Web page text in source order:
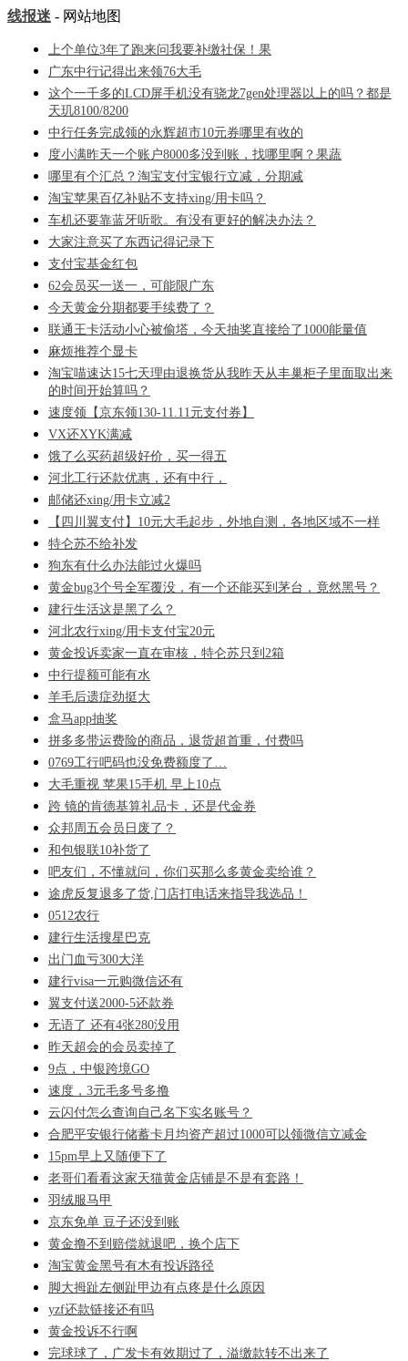
线报迷 - 网站地图
上个单位3年了跑来问我要补缴社保！果
广东中行记得出来领76大毛
这个一千多的LCD屏手机没有骁龙7gen处理器以上的吗？都是
天玑8100/8200
中行任务完成领的永辉超市10元券哪里有收的
度小满昨天一个账户8000多没到账，找哪里啊？果蔬
哪里有个汇总？淘宝支付宝银行立减，分期减
淘宝苹果百亿补贴不支持xing/用卡吗？
车机还要靠蓝牙听歌。有没有更好的解决办法？
大家注意买了东西记得记录下
支付宝基金红包
62会员买一送一，可能限广东
今天黄金分期都要手续费了？
联通王卡活动小心被偷塔，今天抽奖直接给了1000能量值
麻烦推荐个显卡
淘宝喵速达15七天理由退换货从我昨天从丰巢柜子里面取出来
的时间开始算吗？
速度领【京东领130-11.11元支付券】
VX还XYK满减
饿了么买药超级好价，买一得五
河北工行还款优惠，还有中行，
邮储还xing/用卡立减2
【四川翼支付】10元大毛起步，外地自测，各地区域不一样
特仑苏不给补发
狗东有什么办法能过火爆吗
黄金bug3个号全军覆没，有一个还能买到茅台，竟然黑号？
建行生活这是黑了么？
河北农行xing/用卡支付宝20元
黄金投诉卖家一直在审核，特仑苏只到2箱
中行提额可能有水
羊毛后遗症劲挺大
盒马app抽奖
拼多多带运费险的商品，退货超首重，付费吗
0769工行吧码也没免费额度了…
大毛重视 苹果15手机 早上10点
跨 镜的肯德基算礼品卡，还是代金券
众邦周五会员日废了？
和包银联10补货了
吧友们，不懂就问，你们买那么多黄金卖给谁？
途虎反复退多了货,门店打电话来指导我选品！
0512农行
建行生活搜星巴克
出门血亏300大洋
建行visa一元购微信还有
翼支付送2000-5还款券
无语了 还有4张280没用
昨天超会的会员卖掉了
9点，中银跨境GO
速度，3元毛多号多撸
云闪付怎么查询自己名下实名账号？
合肥平安银行储蓄卡月均资产超过1000可以领微信立减金
15pm早上又随便下了
老哥们看看这家天猫黄金店铺是不是有套路！
羽绒服马甲
京东免单 豆子还没到账
黄金撸不到赔偿就退吧，换个店下
淘宝黄金黑号有木有投诉路径
脚大拇趾左侧趾甲边有点疼是什么原因
yzf还款链接还有吗
黄金投诉不行啊
完球球了，广发卡有效期过了，溢缴款转不出来了